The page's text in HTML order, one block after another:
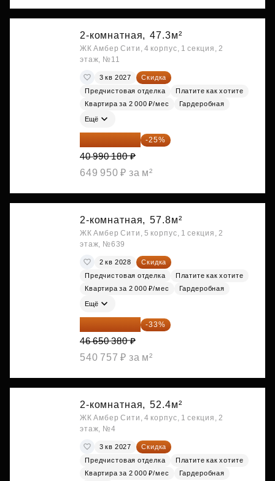
2-комнатная, 47.3м²
ЖК Амбер Сити, 4 корпус, 1 секция, 2
этаж, №11
3 кв 2027
Скидка
Предчистовая отделка
Платите как хотите
Квартира за 2 000 ₽/мес
Гардеробная
Ещё
30 742 635 ₽ -25%
40 990 180 ₽
649 950 ₽ за м²
2-комнатная, 57.8м²
ЖК Амбер Сити, 5 корпус, 1 секция, 2
этаж, №639
2 кв 2028
Скидка
Предчистовая отделка
Платите как хотите
Квартира за 2 000 ₽/мес
Гардеробная
Ещё
31 255 755 ₽ -33%
46 650 380 ₽
540 757 ₽ за м²
2-комнатная, 52.4м²
ЖК Амбер Сити, 4 корпус, 1 секция, 2
этаж, №4
3 кв 2027
Скидка
Предчистовая отделка
Платите как хотите
Квартира за 2 000 ₽/мес
Гардеробная